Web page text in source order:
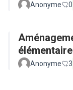
Anonyme 0
Anonyme 3